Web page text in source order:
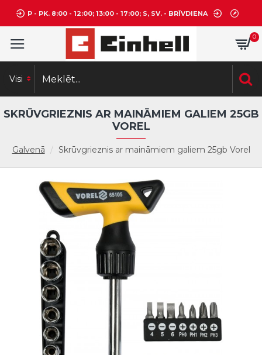
P - PK. 8:00 - 12:00; 13:00 - 17:00; S, SV. - BRĪVDIENA
0
Visi
Galvenā Skrūvgrieznis ar maināmiem galiem 25gb Vorel
SKRŪVGRIEZNIS AR MAINĀMIEM GALIEM 25GB
VOREL